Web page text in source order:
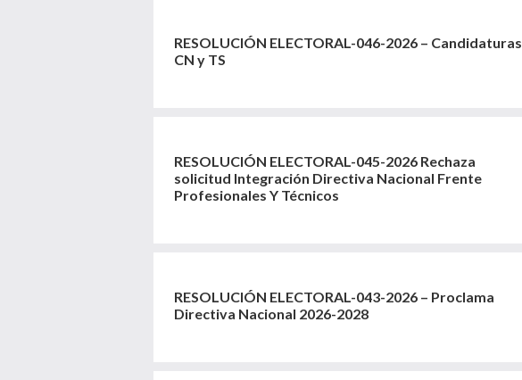
RESOLUCIÓN ELECTORAL-046-2026 – Candidaturas
CN y TS
RESOLUCIÓN ELECTORAL-045-2026 Rechaza
solicitud Integración Directiva Nacional Frente
Profesionales Y Técnicos
RESOLUCIÓN ELECTORAL-043-2026 – Proclama
Directiva Nacional 2026-2028